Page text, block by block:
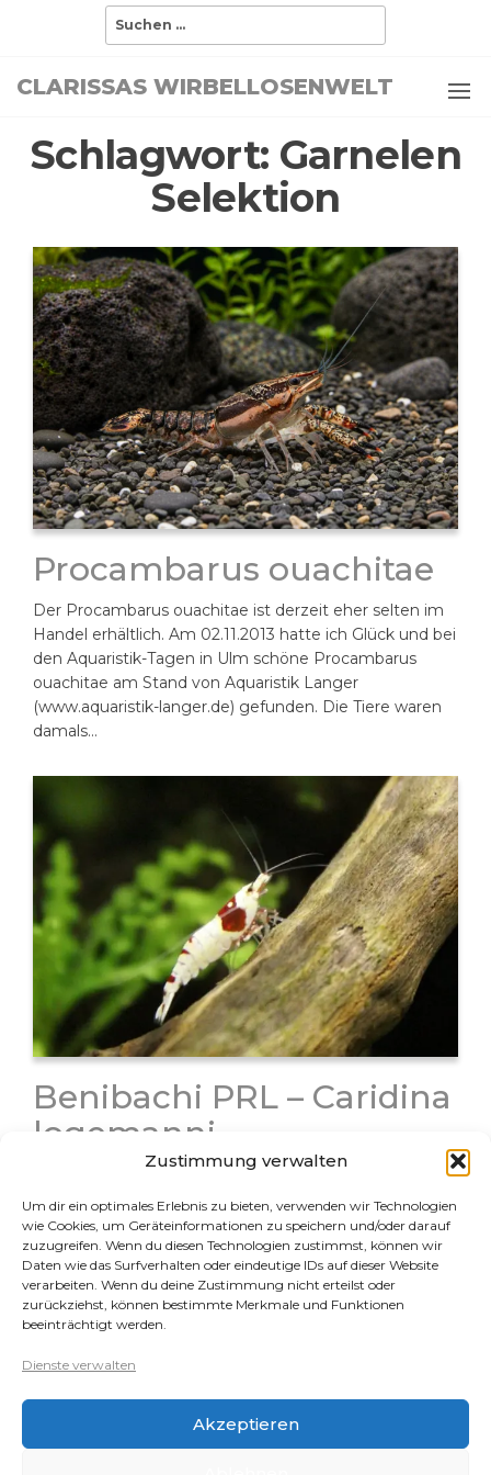
Zustimmung verwalten
Um dir ein optimales Erlebnis zu bieten, verwenden wir Technologien
wie Cookies, um Geräteinformationen zu speichern und/oder darauf
zuzugreifen. Wenn du diesen Technologien zustimmst, können wir
Daten wie das Surfverhalten oder eindeutige IDs auf dieser Website
verarbeiten. Wenn du deine Zustimmung nicht erteilst oder
zurückziehst, können bestimmte Merkmale und Funktionen
beeinträchtigt werden.
Dienste verwalten
Akzeptieren
CLARISSAS WIRBELLOSENWELT
Schlagwort: Garnelen
Selektion
Procambarus ouachitae
Der Procambarus ouachitae ist derzeit eher selten im
Handel erhältlich. Am 02.11.2013 hatte ich Glück und bei
den Aquaristik-Tagen in Ulm schöne Procambarus
ouachitae am Stand von Aquaristik Langer
(www.aquaristik-langer.de) gefunden. Die Tiere waren
damals…
Benibachi PRL – Caridina
logemanni
Bei der Benibachi Garnele handelt es sich um eine
Zuchtlinie der Caridina logemanni aus Japan. Der
Züchter hat seine Zuchtlinie mit viel Aufwand laufend
selektiert und weiter verbessert. Seine Zuchttiere
waren anfangs extrem hochpreisig und für…